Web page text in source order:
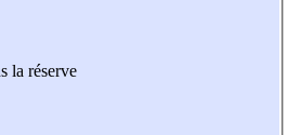
la réserve